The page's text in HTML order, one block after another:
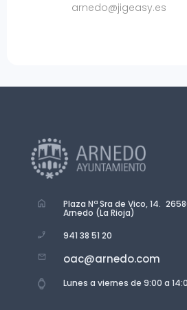
arnedo@jigeasy.es
Plaza Nª Sra de Vico, 14.
Arnedo (La Rioja)
941 38 51 20
oac@arnedo.com
Lunes a viernes de 9:00 a